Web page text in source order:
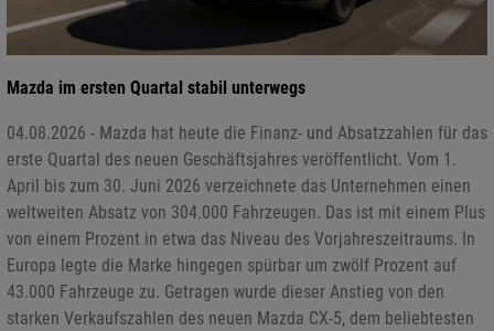
Mazda im ersten Quartal stabil unterwegs
04.08.2026 - Mazda hat heute die Finanz- und Absatzzahlen für das
erste Quartal des neuen Geschäftsjahres veröffentlicht. Vom 1.
April bis zum 30. Juni 2026 verzeichnete das Unternehmen einen
weltweiten Absatz von 304.000 Fahrzeugen. Das ist mit einem Plus
von einem Prozent in etwa das Niveau des Vorjahreszeitraums. In
Europa legte die Marke hingegen spürbar um zwölf Prozent auf
43.000 Fahrzeuge zu. Getragen wurde dieser Anstieg von den
starken Verkaufszahlen des neuen Mazda CX-5, dem beliebtesten